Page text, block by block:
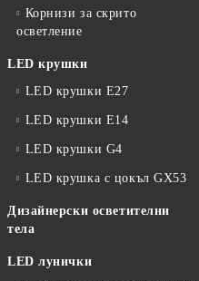
Корнизи за скрито
осветление
LED крушки
LED крушки E27
LED крушки E14
LED крушки G4
LED крушка с цокъл GX53
Дизайнерски осветителни
тела
LED лунички